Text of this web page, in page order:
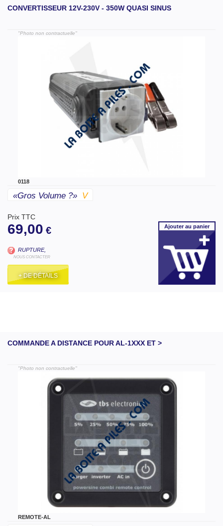
CONVERTISSEUR 12V-230V - 350W QUASI SINUS
"Photo non contractuelle"
0118
«gros Volume ?» V
Prix TTC
69,00 €
RUPTURE,
NOUS CONTACTER
+ DE DÉTAILS
Ajouterau panier
COMMANDE A DISTANCE POUR AL-1XXX ET >
"Photo non contractuelle"
REMOTE-AL